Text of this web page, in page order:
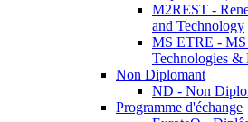
M2REST -
and Technology
MS ETRE - MS
Technologies &
Non Diplomant
ND - Non
Programme d'échange